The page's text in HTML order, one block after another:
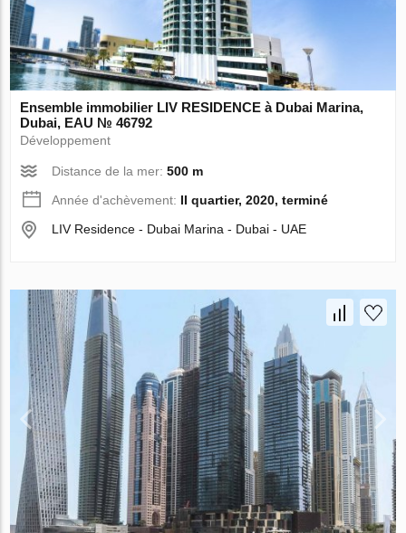
Ensemble immobilier LIV RESIDENCE à Dubai Marina,
Dubai, EAU № 46792
Développement
Distance de la mer:500 m
Année d'achèvement: II quartier, 2020, terminé
LIV Residence - Dubai Marina - Dubai - UAE